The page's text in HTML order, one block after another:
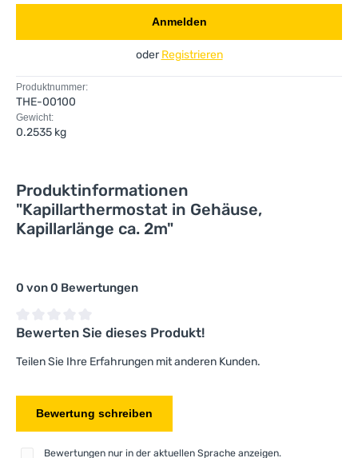
Anmelden
oderRegistrieren
Produktnummer:
THE-00100
Gewicht:
0.2535 kg
Produktinformationen
"Kapillarthermostat in Gehäuse,
Kapillarlänge ca. 2m"
0 von 0 Bewertungen
Durchschnittliche Bewertung von 0 von 5 Sternen
Bewerten Sie dieses Produkt!
Teilen Sie Ihre Erfahrungen mit anderen Kunden.
Bewertung schreiben
Bewertungen nur in der aktuellen Sprache anzeigen.